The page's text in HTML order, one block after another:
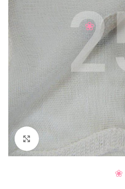
Нажмите, чтобы увеличить